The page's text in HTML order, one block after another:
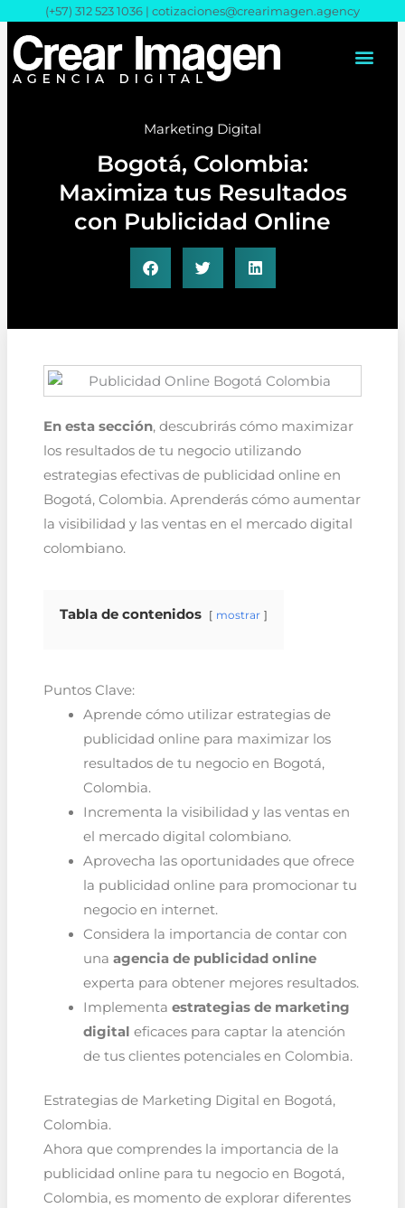
contenido
(+57) 312 523 1036 | cotizaciones@crearimagen.agency
Marketing Digital
Bogotá, Colombia:
Maximiza tus Resultados
con Publicidad Online
En esta sección, descubrirás cómo maximizar
los resultados de tu negocio utilizando
estrategias efectivas de publicidad online en
Bogotá, Colombia. Aprenderás cómo aumentar
la visibilidad y las ventas en el mercado digital
colombiano.
Tabla de contenidos mostrar
Puntos Clave:
Aprende cómo utilizar estrategias de
publicidad online para maximizar los
resultados de tu negocio en Bogotá,
Colombia.
Incrementa la visibilidad y las ventas en
el mercado digital colombiano.
Aprovecha las oportunidades que ofrece
la publicidad online para promocionar tu
negocio en internet.
Considera la importancia de contar con
una agencia de publicidad online
experta para obtener mejores resultados.
Implementa estrategias de marketing
digital eficaces para captar la atención
de tus clientes potenciales en Colombia.
Estrategias de Marketing Digital en Bogotá,
Colombia.
Ahora que comprendes la importancia de la
publicidad online para tu negocio en Bogotá,
Colombia, es momento de explorar diferentes